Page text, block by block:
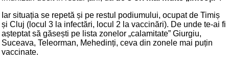
Iar situația se repetă și pe restul podiumului, ocupat de Timiș
și Cluj (locul 3 la infectări, locul 2 la vaccinări). De unde te-ai fi
așteptat să găsești pe lista zonelor „calamitate” Giurgiu,
Suceava, Teleorman, Mehedinți, ceva din zonele mai puțin
vaccinate.